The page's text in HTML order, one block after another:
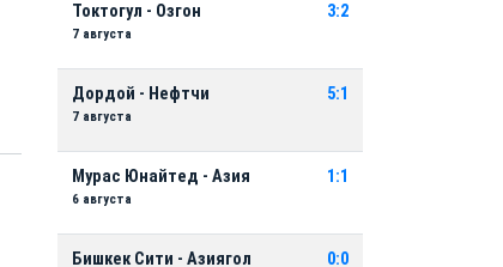
Токтогул - Озгон
7 августа
3:2
Дордой - Нефтчи
7 августа
5:1
Мурас Юнайтед - Азия
6 августа
1:1
Бишкек Сити - Азиягол 0:0